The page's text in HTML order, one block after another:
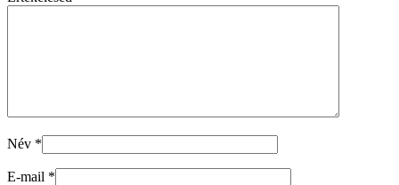
Név *
E-mail *